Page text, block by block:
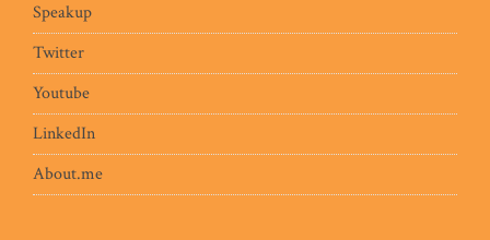
Speakup
Twitter
Youtube
LinkedIn
About.me